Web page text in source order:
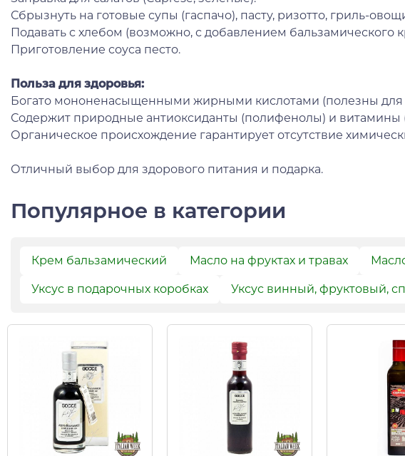
Сбрызнуть на готовые супы (гаспачо), пасту, ризотто, гриль-
Подавать с хлебом (возможно, с добавлением бальзамического
Приготовление соуса песто.
Польза для здоровья:
Богато мононенасыщенными жирными кислотами (полезны для
Содержит природные антиоксиданты (полифенолы) и витамины
Органическое происхождение гарантирует отсутствие
Отличный выбор для здорового питания и подарка.
Популярное в категории
Крем бальзамический Масло на фруктах и травах
Уксус в подарочных коробках Уксус винный, фруктовый,